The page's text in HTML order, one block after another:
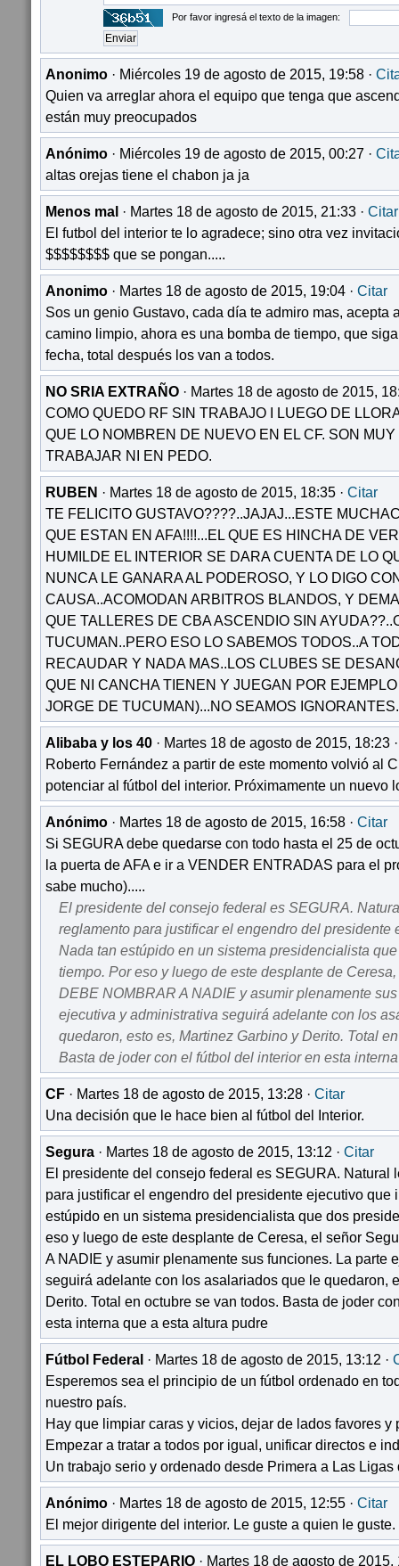
Por favor ingresá el texto de la imagen:
Anonimo · Miércoles 19 de agosto de 2015, 19:58 ·
Quien va arreglar ahora el equipo que tenga que
están muy preocupados
Anónimo · Miércoles 19 de agosto de 2015, 00:27 ·
altas orejas tiene el chabon ja ja
Menos mal · Martes 18 de agosto de 2015, 21:33 · Citar
El futbol del interior te lo agradece; sino otra vez
$$$$$$$$ que se pongan.....
Anonimo · Martes 18 de agosto de 2015, 19:04 · Citar
Sos un genio Gustavo, cada día te admiro mas, acepta
camino limpio, ahora es una bomba de tiempo, que
fecha, total después los van a todos.
NO SRIA EXTRAÑO · Martes 18 de agosto de 2015,
COMO QUEDO RF SIN TRABAJO I LUEGO DE
QUE LO NOMBREN DE NUEVO EN EL CF. SON
TRABAJAR NI EN PEDO.
RUBEN · Martes 18 de agosto de 2015, 18:35 · Citar
TE FELICITO GUSTAVO????..JAJAJ...ESTE
QUE ESTAN EN AFA!!!!...EL QUE ES HINCHA DE
HUMILDE EL INTERIOR SE DARA CUENTA DE LO
NUNCA LE GANARA AL PODEROSO, Y LO DIGO
CAUSA..ACOMODAN ARBITROS BLANDOS, Y
QUE TALLERES DE CBA ASCENDIO SIN
TUCUMAN..PERO ESO LO SABEMOS TODOS..A
RECAUDAR Y NADA MAS..LOS CLUBES SE
QUE NI CANCHA TIENEN Y JUEGAN POR
JORGE DE TUCUMAN)...NO SEAMOS
Alibaba y los 40 · Martes 18 de agosto de 2015, 18:23
Roberto Fernández a partir de este momento volvió al
potenciar al fútbol del interior. Próximamente un nuevo
Anónimo · Martes 18 de agosto de 2015, 16:58 · Citar
Si SEGURA debe quedarse con todo hasta el 25 de
la puerta de AFA e ir a VENDER ENTRADAS para el
sabe mucho).....
El presidente del consejo federal es SEGURA.
reglamento para justificar el engendro del presidente
Nada tan estúpido en un sistema presidencialista
tiempo. Por eso y luego de este desplante de
DEBE NOMBRAR A NADIE y asumir plenamente
ejecutiva y administrativa seguirá adelante con los
quedaron, esto es, Martinez Garbino y Derito. Total
Basta de joder con el fútbol del interior en esta
CF · Martes 18 de agosto de 2015, 13:28 · Citar
Una decisión que le hace bien al fútbol del Interior.
Segura · Martes 18 de agosto de 2015, 13:12 · Citar
El presidente del consejo federal es SEGURA. Natural
para justificar el engendro del presidente ejecutivo que
estúpido en un sistema presidencialista que dos
eso y luego de este desplante de Ceresa, el señor
A NADIE y asumir plenamente sus funciones. La parte
seguirá adelante con los asalariados que le quedaron,
Derito. Total en octubre se van todos. Basta de joder
esta interna que a esta altura pudre
Fútbol Federal · Martes 18 de agosto de 2015, 13:12 ·
Esperemos sea el principio de un fútbol ordenado en
nuestro país.
Hay que limpiar caras y vicios, dejar de lados favores y
Empezar a tratar a todos por igual, unificar directos e
Un trabajo serio y ordenado desde Primera a Las Ligas
Anónimo · Martes 18 de agosto de 2015, 12:55 · Citar
El mejor dirigente del interior. Le guste a quien le guste.
EL LOBO ESTEPARIO · Martes 18 de agosto de 2015,